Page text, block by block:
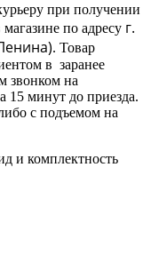
при получении
по адресу г.
. Товар
в заранее
звонком на
15 минут до приезда.
с подъемом на
и комплектность